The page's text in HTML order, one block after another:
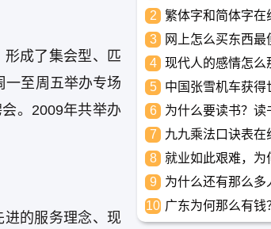
成了集会型、匹
一至周五举办专场
。2009年共举办
进的服务理念、现
字正确率自测_中
平测评工具
2
繁体字和简体字在
具-繁简字体转换
3
网上怎么买东西最
惠?
4
现代人的感情怎么
未来又应该如何面
淡如水的局面呢
5
中国张雪机车获得
摩托车锦标赛冠军
6
为什么要读书？读
义？怎么教育孩子
7
九九乘法口诀表在
高清完整版下载_
口算练习
8
就业如此艰难，为
己学习考试充电，
长，胜过万贯家财
9
为什么还有那么多
小说？小说到底有
长盛不衰？
10 广东为何那么有钱
工都到广东去，广